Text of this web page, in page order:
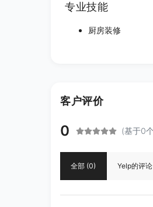
专业技能
厨房装修
客户评价
0 (基于0
全部 (0) Yelp的评论